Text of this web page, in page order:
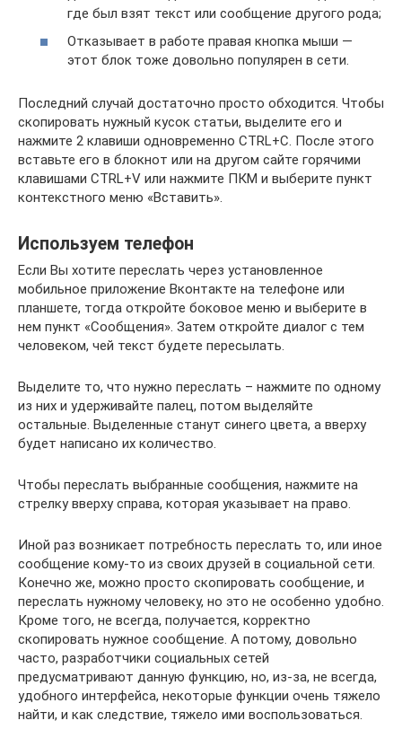
где был взят текст или сообщение другого рода;
Отказывает в работе правая кнопка мыши —
этот блок тоже довольно популярен в сети.
Последний случай достаточно просто обходится. Чтобы
скопировать нужный кусок статьи, выделите его и
нажмите 2 клавиши одновременно CTRL+C. После этого
вставьте его в блокнот или на другом сайте горячими
клавишами CTRL+V или нажмите ПКМ и выберите пункт
контекстного меню «Вставить».
Используем телефон
Если Вы хотите переслать через установленное
мобильное приложение Вконтакте на телефоне или
планшете, тогда откройте боковое меню и выберите в
нем пункт «Сообщения». Затем откройте диалог с тем
человеком, чей текст будете пересылать.
Выделите то, что нужно переслать – нажмите по одному
из них и удерживайте палец, потом выделяйте
остальные. Выделенные станут синего цвета, а вверху
будет написано их количество.
Чтобы переслать выбранные сообщения, нажмите на
стрелку вверху справа, которая указывает на право.
Иной раз возникает потребность переслать то, или иное
сообщение кому-то из своих друзей в социальной сети.
Конечно же, можно просто скопировать сообщение, и
переслать нужному человеку, но это не особенно удобно.
Кроме того, не всегда, получается, корректно
скопировать нужное сообщение. А потому, довольно
часто, разработчики социальных сетей
предусматривают данную функцию, но, из-за, не всегда,
удобного интерфейса, некоторые функции очень тяжело
найти, и как следствие, тяжело ими воспользоваться.